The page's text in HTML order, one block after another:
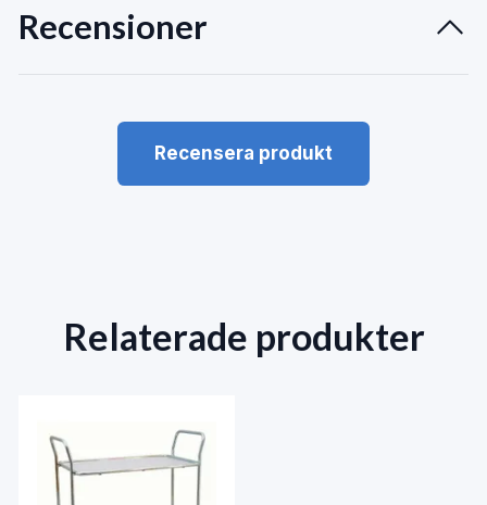
Recensioner
Recensera produkt
Relaterade produkter